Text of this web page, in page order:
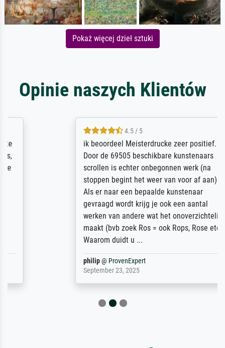
Pokaż więcej dzieł sztuki
Opinie naszych Klientów
4.5 / 5
ik beoordeel Meisterdrucke zeer positief.
Door de 69505 beschikbare kunstenaars
scrollen is echter onbegonnen werk (na
stoppen begint het weer van voor af aan).
Als er naar een bepaalde kunstenaar
gevraagd wordt krijg je ook een aantal
werken van andere wat het onoverzichtelijk
maakt (bvb zoek Ros = ook Rops, Rose etc).
Waarom duidt u ...
ProvenExpert
September 23, 2025